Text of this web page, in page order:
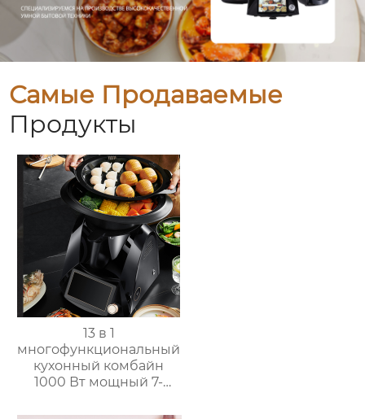
Самые Продаваемые
Продукты
13 в 1
многофункциональный
кухонный комбайн
1000 Вт мощный 7-
кухонный комбайн